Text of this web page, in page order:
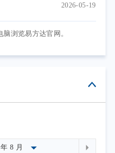
2026-05-19
浏览易方达官网。